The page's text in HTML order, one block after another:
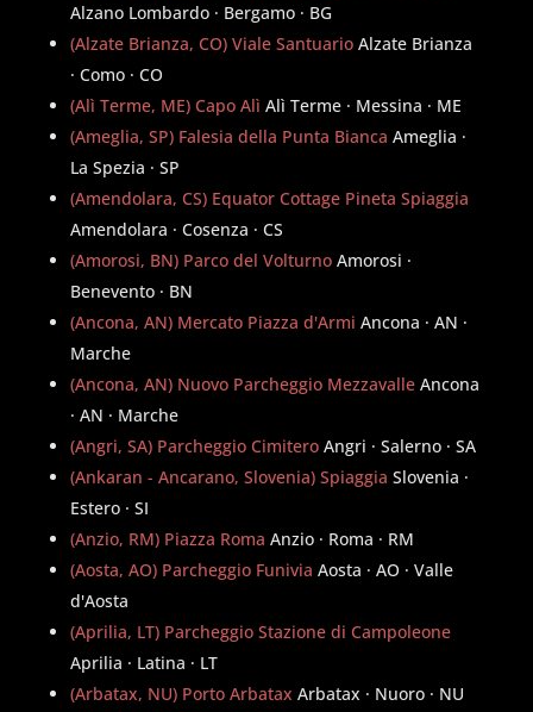
Alzano Lombardo · Bergamo · BG
(Alzate Brianza, CO) Viale Santuario Alzate Brianza
· Como · CO
(Alì Terme, ME) Capo Alì Alì Terme · Messina · ME
(Ameglia, SP) Falesia della Punta Bianca Ameglia ·
La Spezia · SP
(Amendolara, CS) Equator Cottage Pineta Spiaggia
Amendolara · Cosenza · CS
(Amorosi, BN) Parco del Volturno Amorosi ·
Benevento · BN
(Ancona, AN) Mercato Piazza d'Armi Ancona · AN ·
Marche
(Ancona, AN) Nuovo Parcheggio Mezzavalle Ancona
· AN · Marche
(Angri, SA) Parcheggio Cimitero Angri · Salerno · SA
(Ankaran - Ancarano, Slovenia) Spiaggia Slovenia ·
Estero · SI
(Anzio, RM) Piazza Roma Anzio · Roma · RM
(Aosta, AO) Parcheggio Funivia Aosta · AO · Valle
d'Aosta
(Aprilia, LT) Parcheggio Stazione di Campoleone
Aprilia · Latina · LT
(Arbatax, NU) Porto Arbatax Arbatax · Nuoro · NU